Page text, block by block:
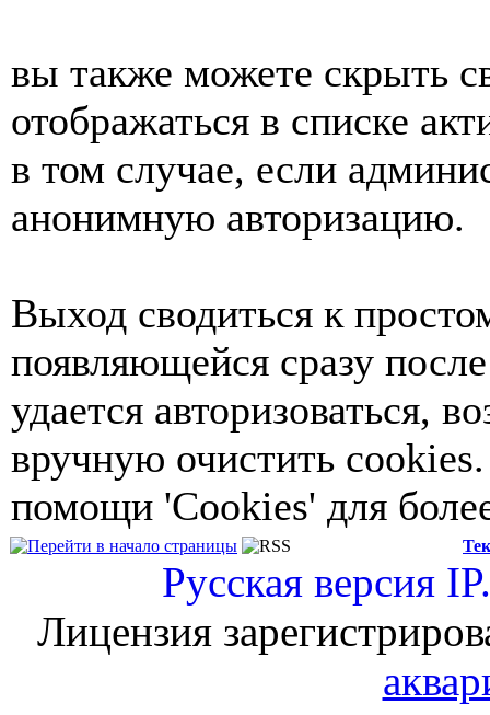
вы также можете скрыть
отображаться в списке
в том случае, если
анонимную авторизацию.
Выход сводиться к
появляющейся сразу
удается авторизоваться,
вручную очистить
помощи 'Cookies' для
Русская версия
Лицензия